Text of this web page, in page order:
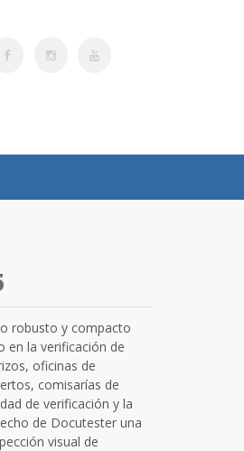
robusto y compacto
en la verificación de
oficinas de
comisarías de
de verificación y la
de Docutester una
visual de